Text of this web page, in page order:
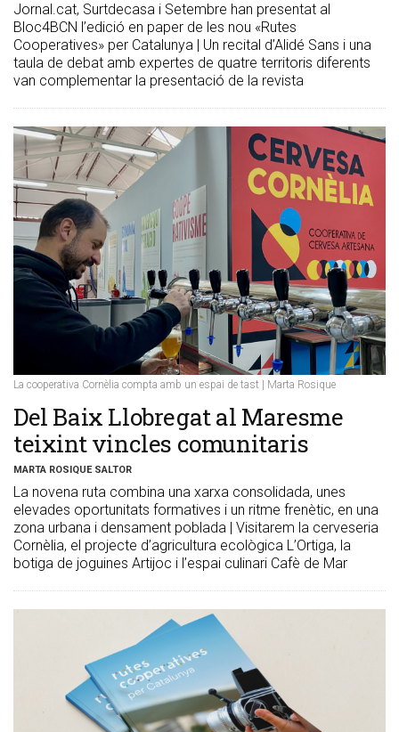
Jornal.cat, Surtdecasa i Setembre han presentat al
Bloc4BCN l’edició en paper de les nou «Rutes
Cooperatives» per Catalunya | Un recital d’Alidé Sans i una
taula de debat amb expertes de quatre territoris diferents
van complementar la presentació de la revista
La cooperativa Cornèlia compta amb un espai de tast | Marta Rosique
Del Baix Llobregat al Maresme
teixint vincles comunitaris
MARTA ROSIQUE SALTOR
La novena ruta combina una xarxa consolidada, unes
elevades oportunitats formatives i un ritme frenètic, en una
zona urbana i densament poblada | Visitarem la cerveseria
Cornèlia, el projecte d’agricultura ecològica L’Ortiga, la
botiga de joguines Artijoc i l’espai culinari Cafè de Mar